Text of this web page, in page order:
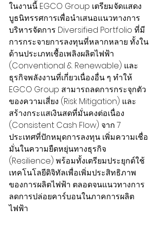
ในงานนี้ EGCO Group เตรียมจัดแสดง
บูธนิทรรศการเพื่อนำเสนอแนวทางการ
บริหารจัดการ Diversified Portfolio ที่มี
การกระจายการลงทุนที่หลากหลาย ทั้งใน
ด้านประเภทเชื้อเพลิงผลิตไฟฟ้า
(Conventional & Renewable) และ
ธุรกิจพลังงานที่เกี่ยวเนื่องอื่น ๆ ทำให้
EGCO Group สามารถลดการกระจุกตัว
ของความเสี่ยง (Risk Mitigation) และ
สร้างกระแสเงินสดที่มั่นคงต่อเนื่อง
(Consistent Cash Flow) จาก 7
ประเทศที่ปักหมุดการลงทุน เพิ่มความเชื่อ
มั่นในความยืดหยุ่นทางธุรกิจ
(Resilience) พร้อมทั้งเตรียมประยุกต์ใช้
เทคโนโลยีดิจิทัลเพื่อเพิ่มประสิทธิภาพ
ของการผลิตไฟฟ้า ตลอดจนแนวทางการ
ลดการปล่อยคาร์บอนในภาคการผลิต
ไฟฟ้า